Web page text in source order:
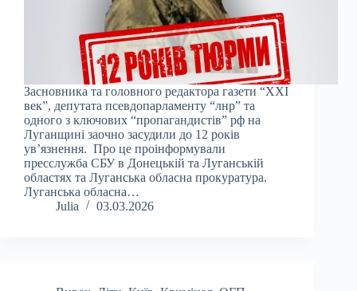
Засновника та головного редактора газети “ХХІ
век”, депутата псевдопарламенту “лнр” та
одного з ключових “пропагандистів” рф на
Луганщині заочно засудили до 12 років
увʼязнення. Про це проінформували
пресслужба СБУ в Донецькій та Луганській
областях та Луганська обласна прокуратура.
Луганська обласна…
Julia
03.03.2026